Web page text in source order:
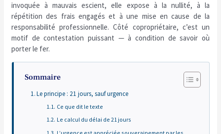
invoquée à mauvais escient, elle expose à la nullité, à la
répétition des frais engagés et à une mise en cause de la
responsabilité professionnelle. Côté copropriétaire, c’est un
motif de contestation puissant — à condition de savoir où
porter le fer.
Sommaire
Le principe : 21 jours, sauf urgence
Ce que dit le texte
Le calcul du délai de 21 jours